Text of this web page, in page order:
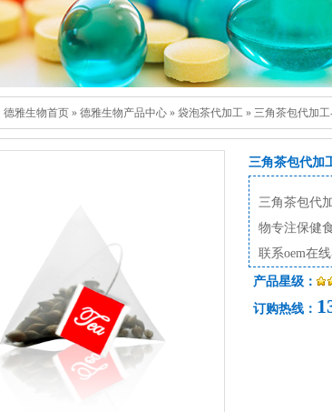
德雅生物首页 » 德雅生物产品中心 » 袋泡茶代加工 » 三角茶包代加工
三角茶包代加
三角茶包代
物专注保健
联系oem在线
产品星级：
订购热线：